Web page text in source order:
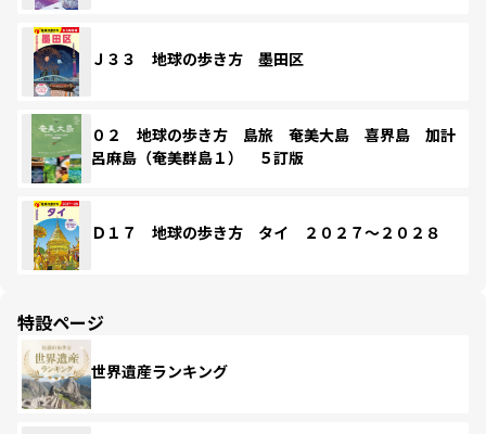
Ｊ３３ 地球の歩き方 墨田区
０２ 地球の歩き方 島旅 奄美大島 喜界島 加計
呂麻島（奄美群島１） ５訂版
Ｄ１７ 地球の歩き方 タイ ２０２７～２０２８
特設ページ
世界遺産ランキング